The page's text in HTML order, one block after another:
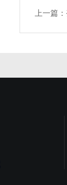
上一篇：